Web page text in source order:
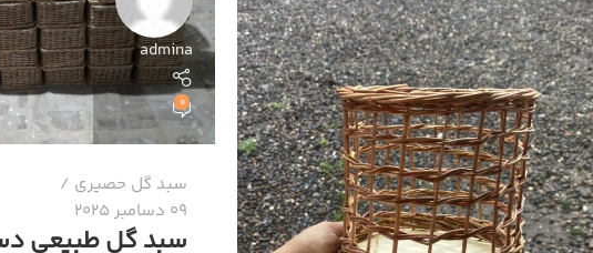
admina
0
سبد گل حصیری
09 دسامبر 2025
سبد گل طبیعی